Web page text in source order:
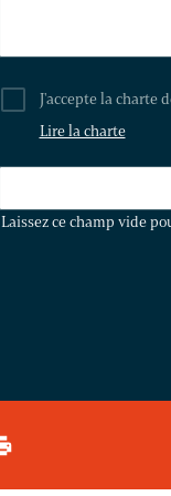
J'accepte la charte
Lire la charte
CHAMP
Laissez ce champ vide